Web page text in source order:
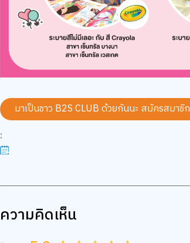
มาเป็นชาว B2S CLUB ด้วยกันนะ สมัครสมาชิก
:
ความคิดเห็น